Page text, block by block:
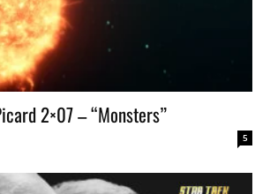
2×07 – “Monsters”
5